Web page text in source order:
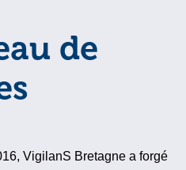
de
VigilanS Bretagne a forgé